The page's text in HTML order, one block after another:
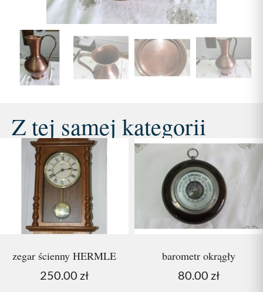
Z tej samej kategorii
zegar ścienny HERMLE
250.00 zł
barometr okrągły
80.00 zł